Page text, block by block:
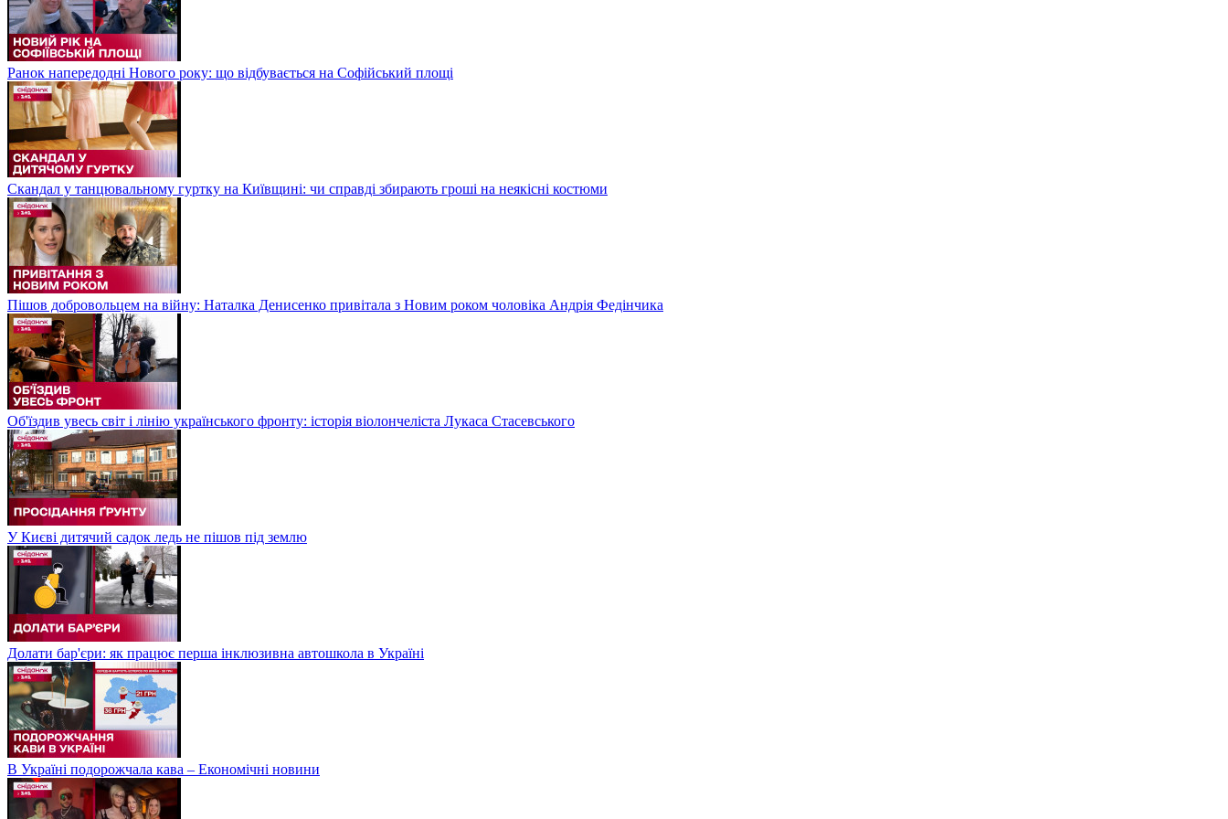
Ранок напередодні Нового року: що відбувається на Софійський площі
Скандал у танцювальному гуртку на Київщині: чи справді збирають гроші на неякісні костюми
Пішов добровольцем на війну: Наталка Денисенко привітала з Новим роком чоловіка Андрія Федінчика
Об'їздив увесь світ і лінію українського фронту: історія віолончеліста Лукаса Стасевського
У Києві дитячий садок ледь не пішов під землю
Долати бар'єри: як працює перша інклюзивна автошкола в Україні
В Україні подорожчала кава – Економічні новини